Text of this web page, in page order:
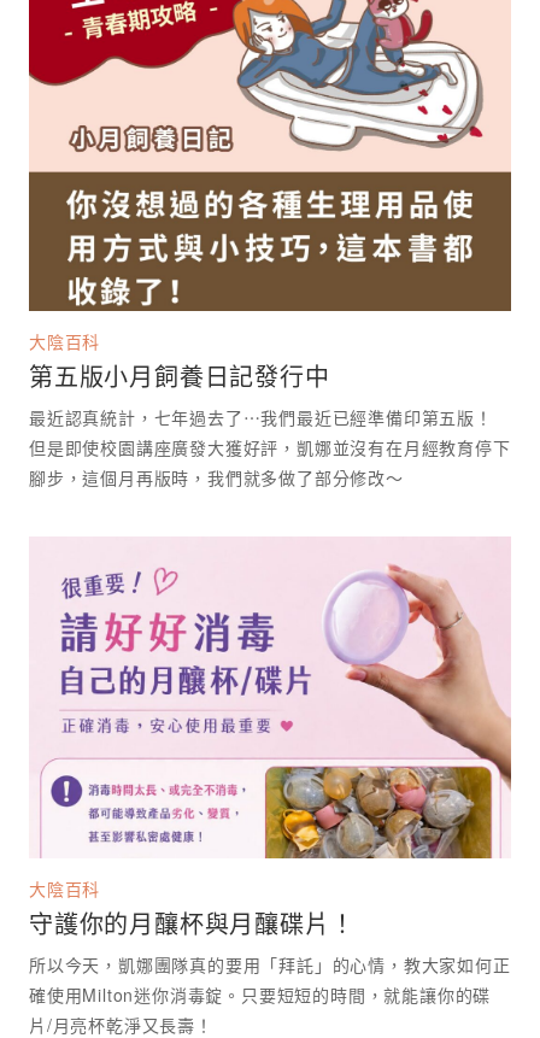
大陰百科
第五版小月飼養日記發行中
最近認真統計，七年過去了⋯我們最近已經準備印第五版！
但是即使校園講座廣發大獲好評，凱娜並沒有在月經教育停下
腳步，這個月再版時，我們就多做了部分修改～
大陰百科
守護你的月釀杯與月釀碟片！
所以今天，凱娜團隊真的要用「拜託」的心情，教大家如何正
確使用Milton迷你消毒錠。只要短短的時間，就能讓你的碟